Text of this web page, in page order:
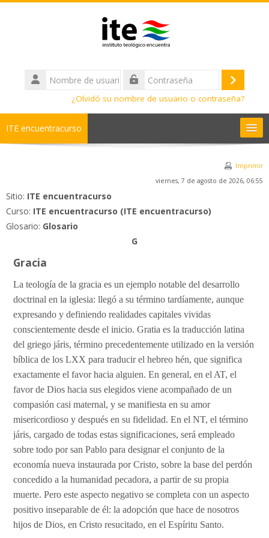
Nombre
de
Acceder
¿Olvidó su nombre de usuario o contraseña?
ITE encuentracurso
Diplomados
Blog
FAQ
Buscar
cursos
Imprimir
viernes, 7 de agosto de 2026, 06:55
Sitio: ITE encuentracurso
Curso: ITE encuentracurso (ITE encuentracurso)
Glosario: Glosario
G
Gracia
La teología de la gracia es un ejemplo notable del desarrollo
doctrinal en la iglesia: llegó a su término tardíamente, aunque
expresando y definiendo realidades capitales vividas
conscientemente desde el inicio. Gratia es la traducción latina
del griego járis, término precedentemente utilizado en la versión
bíblica de los LXX para traducir el hebreo hén, que significa
exactamente el favor hacia alguien. En general, en el AT, el
favor de Dios hacia sus elegidos viene acompañado de un
compasión casi maternal, y se manifiesta en su amor
misericordioso y después en su fidelidad. En el NT, el término
járis, cargado de todas estas significaciones, será empleado
sobre todo por san Pablo para designar el conjunto de la
economía nueva instaurada por Cristo, sobre la base del perdón
concedido a la humanidad pecadora, a partir de su propia
muerte. Pero este aspecto negativo se completa con un aspecto
positivo inseparable de él: la adopción que hace de nosotros
hijos de Dios, en Cristo resucitado, en el Espíritu Santo.